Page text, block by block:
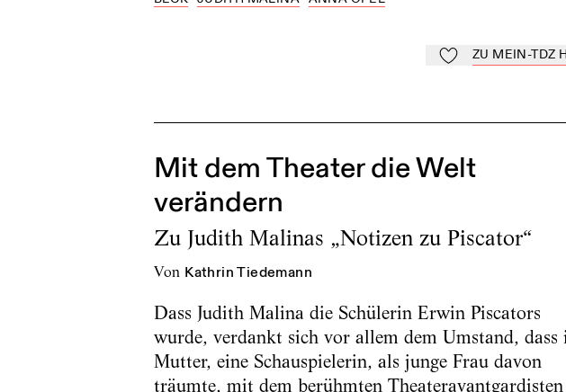
Zu Mein-TdZ
ZU MEIN-TDZ
Mit dem Theater die Welt
verändern
Zu Judith Malinas „Notizen zu Piscator“
von Kathrin Tiedemann
Dass Judith Malina die Schülerin Erwin Piscators
wurde, verdankt sich vor allem dem Umstand, dass
Mutter, eine Schauspielerin, als junge Frau davon
träumte, mit dem berühmten